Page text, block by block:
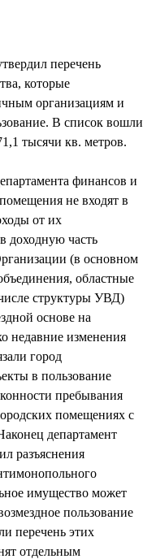
перечень
которые
организациям и
В список вошли
тысячи кв. метров.
финансов и
не входят в
от их
доходную часть
(в основном
областные
структуры УВД)
основе на
недавние изменения
город
в пользование
пребывания
помещениях с
департамент
разъяснения
имущество может
пользование
перечень этих
отдельным